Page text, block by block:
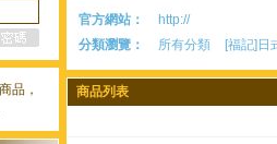
品，
官方網站：
http://
分類瀏覽：
所有分類 [福記]日
商品列表